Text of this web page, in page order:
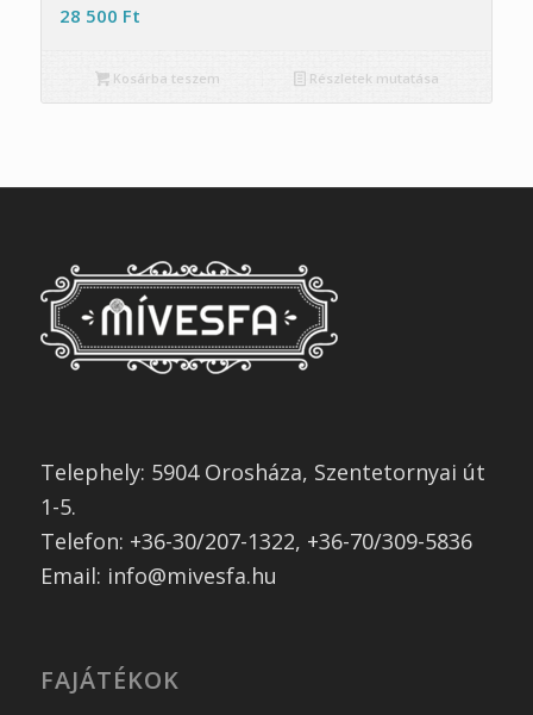
28 500 Ft
Kosárba teszem Részletek mutatása
Telephely: 5904 Orosháza, Szentetornyai út
1-5.
Telefon: +36-30/207-1322, +36-70/309-5836
Email: info@mivesfa.hu
FAJÁTÉKOK